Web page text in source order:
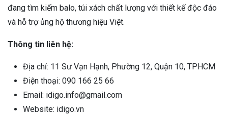
đang tìm kiếm balo, túi xách chất lượng với thiết kế độc đáo
và hỗ trợ ủng hộ thương hiệu Việt.
Thông tin liên hệ:
Địa chỉ: 11 Sư Vạn Hạnh, Phường 12, Quận 10, TPHCM
Điện thoại: 090 166 25 66
Email: idigo.info@gmail.com
Website: idigo.vn